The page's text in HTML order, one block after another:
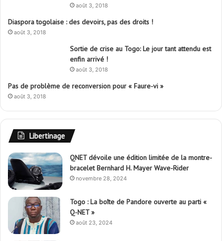
août 3, 2018
Diaspora togolaise : des devoirs, pas des droits !
août 3, 2018
Sortie de crise au Togo: Le jour tant attendu est
enfin arrivé !
août 3, 2018
Pas de problème de reconversion pour « Faure-vi »
août 3, 2018
Libertinage
QNET dévoile une édition limitée de la montre-
bracelet Bernhard H. Mayer Wave-Rider
novembre 28, 2024
Togo : La boîte de Pandore ouverte au parti «
Q-NET »
août 23, 2024